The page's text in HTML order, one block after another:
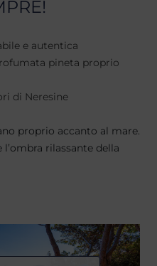
e autentica
pineta proprio
di Neresine
proprio accanto al mare.
l’ombra rilassante della